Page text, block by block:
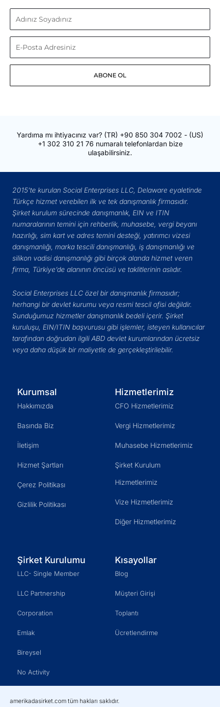
Adınız
Soyadınız
E-
Posta
ABONE OL
Yardıma mı ihtiyacınız var? (TR) +90 850 304 7002 - (US)
+1 302 310 21 76 numaralı telefonlardan bize
ulaşabilirsiniz.
2015’te kurulan Social Enterprises LLC, Delaware eyaletinde
Türkçe hizmet verebilen ilk ve tek danışmanlık firmasıdır.
Şirket kurulum sürecinde danışmanlık, EIN ve ITIN
numaralarının temini için rehberlik, muhasebe, vergi beyanı
hazırlığı, sim kart ve adres temini desteği, yatırımcı vizesi
danışmanlığı, marka tescili danışmanlığı, iş danışmanlığı ve
silikon vadisi danışmanlığı gibi birçok alanda hizmet veren
firma, Türkiye’de alanının öncüsü ve taklitlerinin aslıdır.
Social Enterprises LLC özel bir danışmanlık firmasıdır;
herhangi bir devlet kurumu veya resmi tescil ofisi değildir.
Sunduğumuz hizmetler danışmanlık bedeli içerir. Şirket
kuruluşu, EIN/ITIN başvurusu gibi işlemler, isteyen kullanıcılar
tarafından doğrudan ilgili ABD devlet kurumlarından ücretsiz
veya daha düşük bir maliyetle de gerçekleştirilebilir.
Kurumsal
Hakkımızda
Basında Biz
İletişim
Hizmet Şartları
Çerez Politikası
Gizlilik Politikası
Hizmetlerimiz
CFO Hizmetlerimiz
Vergi Hizmetlerimiz
Muhasebe Hizmetlerimiz
Şirket Kurulum
Hizmetlerimiz
Vize Hizmetlerimiz
Diğer Hizmetlerimiz
Şirket Kurulumu
LLC- Single Member
LLC Partnership
Corporation
Emlak
Bireysel
No Activity
Kısayollar
Blog
Müşteri Girişi
Toplantı
Ücretlendirme
amerikadasirket.com tüm hakları saklıdır.